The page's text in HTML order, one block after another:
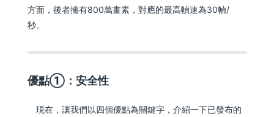
方面，後者擁有800萬畫素，對應的最高幀速為30幀/
秒。
優點①：安全性
現在，讓我們以四個優點為關鍵字，介紹一下已發布的